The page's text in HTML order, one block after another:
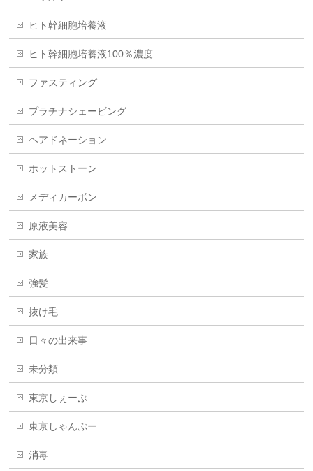
ヒト幹細胞培養液
ヒト幹細胞培養液100％濃度
ファスティング
プラチナシェービング
ヘアドネーション
ホットストーン
メディカーボン
原液美容
家族
強髪
抜け毛
日々の出来事
未分類
東京しぇーぶ
東京しゃんぷー
消毒